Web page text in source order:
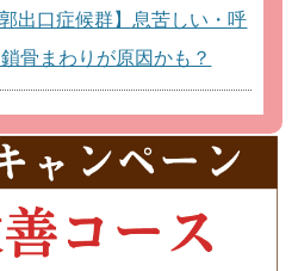
郭出口症候群】息苦しい・呼
骨まわりが原因かも？